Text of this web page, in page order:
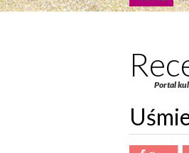
Portal